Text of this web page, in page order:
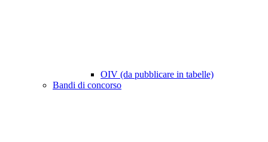
OIV (da pubblicare in tabelle)
Bandi di concorso